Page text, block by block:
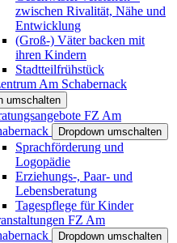
zwischen Rivalität, Nähe und
Entwicklung
(Groß-) Väter backen mit
ihren Kindern
Stadtteilfrühstück
Am Schabernack
umschalten
FZ Am
Dropdown umschalten
Sprachförderung und
Logopädie
Erziehungs-, Paar- und
Lebensberatung
Tagespflege für Kinder
FZ Am
Dropdown umschalten